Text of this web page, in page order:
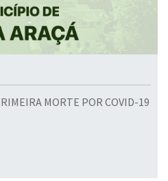
MORTE POR COVID-19